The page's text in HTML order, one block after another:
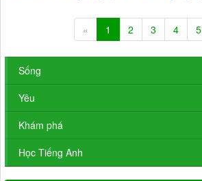
« 1 2 3 4 5
Sống
Yêu
Khám phá
Học Tiếng Anh